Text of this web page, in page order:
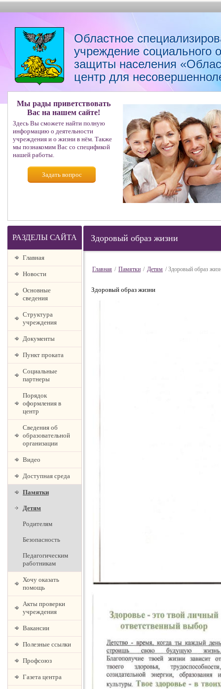
Областное
учреждение социального
защиты населения
центр для
Мы рады приветствовать
Вас на нашем сайте!
Здесь Вы сможете найти полную
информацию о деятельности
учреждения и о жизни в нём. Также
мы познакомим Вас со спецификой
нашей работы.
Задать вопрос
РАЗДЕЛЫ САЙТА
Главная
Новости
Основные
сведения
Структура
учреждения
Документы
Пункт проката
Социальные
партнеры
Порядок
оформления в
центр
Сведения об
образовательной
организации
Видео
Доступная среда
Памятки
Детям
Родителям
Безопасность
Педагогическим
работникам
Хочу оказать
помощь
Акты проверки
учреждения
Вакансии
Полезные ссылки
Профсоюз
Газета центра
Здоровый образ жизни
Главная / Памятки / Детям / Здоровый образ
Здоровый образ жизни